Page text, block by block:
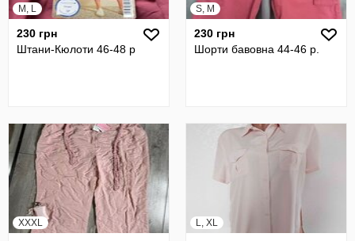
M, L
230 грн
Штани-Кюлоти 46-48 р
S, M
230 грн
Шорти бавовна 44-46 р.
XXXL L, XL